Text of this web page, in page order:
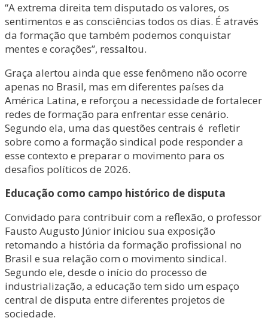
“A extrema direita tem disputado os valores, os
sentimentos e as consciências todos os dias. É através
da formação que também podemos conquistar
mentes e corações”, ressaltou.
Graça alertou ainda que esse fenômeno não ocorre
apenas no Brasil, mas em diferentes países da
América Latina, e reforçou a necessidade de fortalecer
redes de formação para enfrentar esse cenário.
Segundo ela, uma das questões centrais é refletir
sobre como a formação sindical pode responder a
esse contexto e preparar o movimento para os
desafios políticos de 2026.
Educação como campo histórico de disputa
Convidado para contribuir com a reflexão, o professor
Fausto Augusto Júnior iniciou sua exposição
retomando a história da formação profissional no
Brasil e sua relação com o movimento sindical.
Segundo ele, desde o início do processo de
industrialização, a educação tem sido um espaço
central de disputa entre diferentes projetos de
sociedade.